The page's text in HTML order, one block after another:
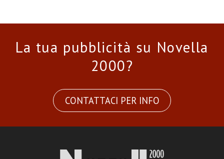
La tua pubblicità su Novella
2000?
CONTATTACI PER INFO